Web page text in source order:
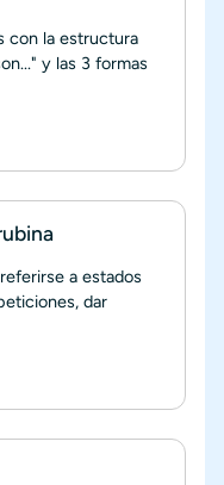
con la estructura
y las 3 formas
a estados
dar